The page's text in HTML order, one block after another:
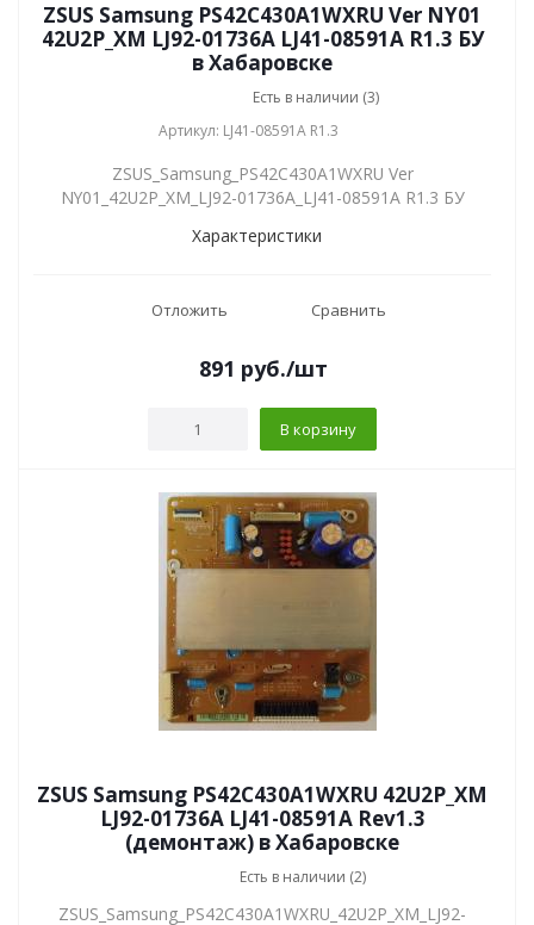
ZSUS Samsung PS42C430A1WXRU Ver NY01
42U2P_XM LJ92-01736A LJ41-08591A R1.3 БУ
в Хабаровске
Есть в наличии (3)
Артикул: LJ41-08591A R1.3
ZSUS_Samsung_PS42C430A1WXRU Ver
NY01_42U2P_XM_LJ92-01736A_LJ41-08591A R1.3 БУ
Характеристики
Отложить Сравнить
891 руб./шт
В корзину
ZSUS Samsung PS42C430A1WXRU 42U2P_XM
LJ92-01736A LJ41-08591A Rev1.3
(демонтаж) в Хабаровске
Есть в наличии (2)
ZSUS_Samsung_PS42C430A1WXRU_42U2P_XM_LJ92-